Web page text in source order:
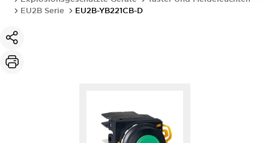
EU2B Serie
EU2B-YB221CB-D